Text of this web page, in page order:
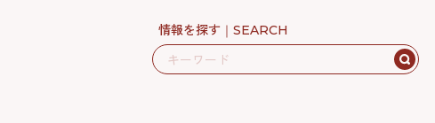
情報を探す SEARCH